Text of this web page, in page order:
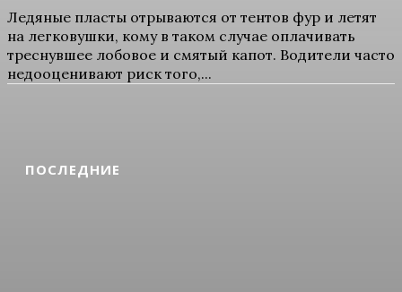
ПОСЛЕДНИЕ
Ледяные пласты отрываются от тентов фур и летят
на легковушки, кому в таком случае оплачивать
треснувшее лобовое и смятый капот. Водители часто
недооценивают риск того,...